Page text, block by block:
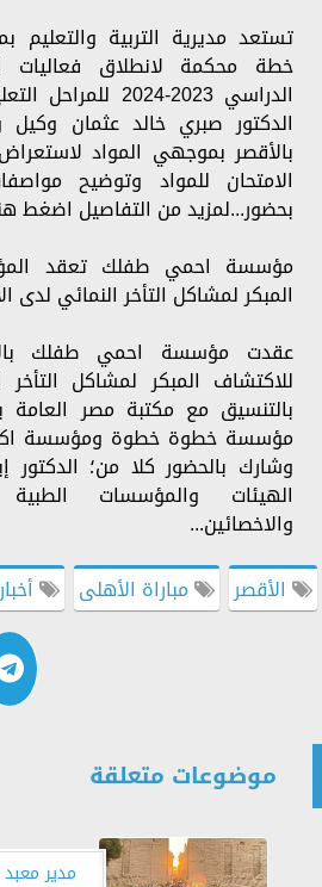
تستعد مديرية التربية والتعليم
خطة محكمة لانطلاق فعاليات
الدراسي 2023-2024
الدكتور صبري خالد عثمان وكيل
بالأقصر بموجهي المواد
الامتحان للمواد وتوضيح
بحضور...لمزيد من التفاصيل اضغط
مؤسسة احمي طفلك تعقد
المبكر لمشاكل التأخر النمائي لدى
عقدت مؤسسة احمي طفلك
للاكتشاف المبكر لمشاكل
بالتنسيق مع مكتبة مصر العامة
مؤسسة خطوة خطوة ومؤسسة
وشارك بالحضور كلا من؛
الهيئات والمؤسسات
والاخصائين...
الأقصر
مباراة الأهلى
موضوعات متعلقة